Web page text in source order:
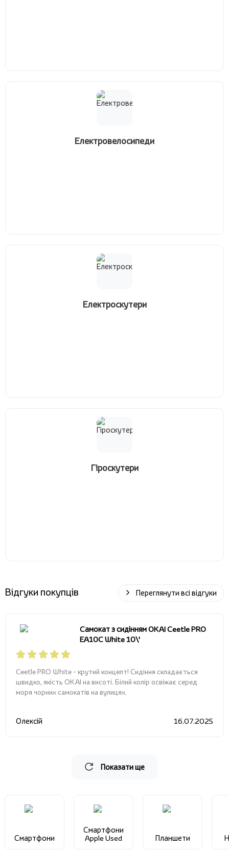
Електровелосипеди
Електроскутери
Гіроскутери
Відгуки покупців Переглянути всі відгуки
Cамокат з сидінням OKAI Ceetle PRO
EA10C White 10\'
Ceetle PRO White - крутий концепт! Сидіння складається
швидко, якість OKAI на висоті. Білий колір освіжає серед
моря чорних самокатів на вулицях.
Олексій 16.07.2025
Показати ще
Смартфони
Смартфони
Apple Used
Планшети